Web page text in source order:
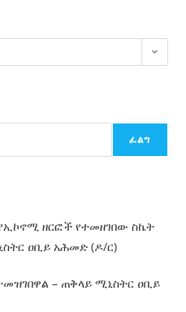
ፈልግ
ዘርፎች የተመዘገበው ስኬት
ዐቢይ አሕመድ (ዶ/ር)
– ጠቅላይ ሚኒስትር ዐቢይ